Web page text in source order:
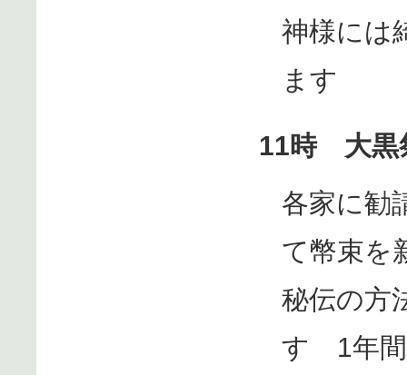
神様には
ます
11時 大黒
各家に勧
て幣束を
秘伝の方
す 1年間